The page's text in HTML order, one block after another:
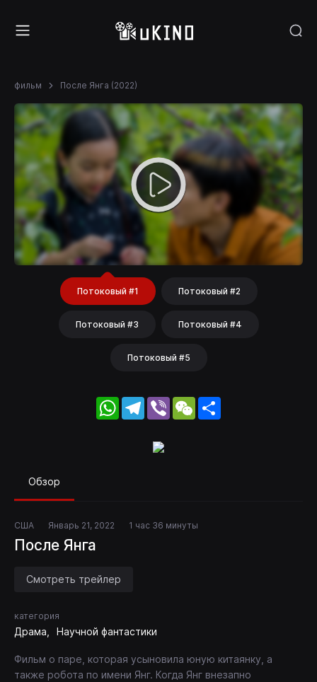
фильм После Янга (2022)
Потоковый #1 Потоковый #2
Потоковый #3 Потоковый #4
Потоковый #5
WhatsApp
Telegram
Viber WeChat
Обзор
США Январь 21, 2022 1 час 36 минуты
После Янга
Смотреть трейлер
категория
Драма Научной фантастики
Фильм о паре, которая усыновила юную китаянку, а
также робота по имени Янг. Когда Янг внезапно